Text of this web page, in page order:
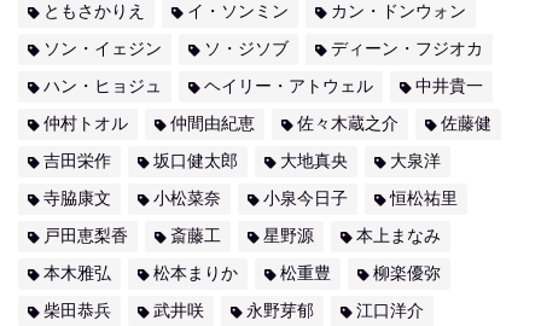
ともさかりえ イ・ソンミン カン・ドンウォン
ソン・イェジン ソ・ジソブ ディーン・フジオカ
ハン・ヒョジュ ヘイリー・アトウェル 中井貴一
仲村トオル 仲間由紀恵 佐々木蔵之介 佐藤健
吉田栄作 坂口健太郎 大地真央 大泉洋
寺脇康文 小松菜奈 小泉今日子 恒松祐里
戸田恵梨香 斎藤工 星野源 本上まなみ
本木雅弘 松本まりか 松重豊 柳楽優弥
柴田恭兵 武井咲 永野芽郁 江口洋介